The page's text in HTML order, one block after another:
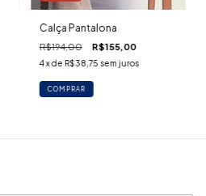
Calça Pantalona
R$194,00 R$155,00
4x de R$38,75 sem juros
COMPRAR